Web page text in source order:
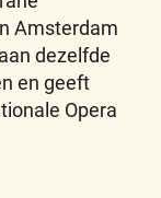
Amsterdam
dezelfde
en geeft
Opera